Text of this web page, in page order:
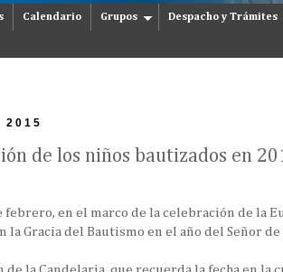
Calendario Grupos Despacho y Trámites
de los niños bautizados en
febrero, en el marco de la celebración de la
la Gracia del Bautismo en el año del Señor de